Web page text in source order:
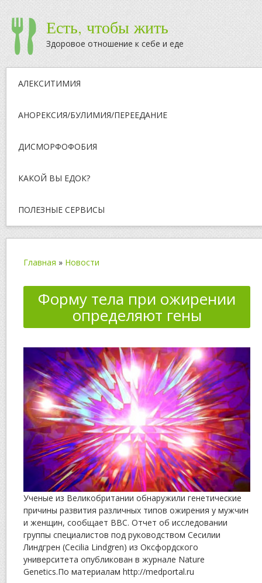
Есть, чтобы жить
Здоровое отношение к себе и еде
АЛЕКСИТИМИЯ
АНОРЕКСИЯ/БУЛИМИЯ/ПЕРЕЕДАНИЕ
ДИСМОРФОФОБИЯ
КАКОЙ ВЫ ЕДОК?
ПОЛЕЗНЫЕ СЕРВИСЫ
Главная » Новости
Форму тела при ожирении
определяют гены
Ученые из Великобритании обнаружили генетические
причины развития различных типов ожирения у мужчин
и женщин, сообщает BBC. Отчет об исследовании
группы специалистов под руководством Сесилии
Линдгрен (Cecilia Lindgren) из Оксфордского
университета опубликован в журнале Nature
Genetics.По материалам http://medportal.ru